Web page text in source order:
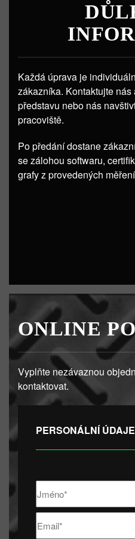
Každá úprava je
zákazníka. Kontaktujte
představu nebo nás
pracoviště.
Po předání dostane
se zálohou softwaru,
grafy z provedených
ONLINE
Vyplňte nezávaznou
kontaktovat.
PERSONÁLNÍ ÚDAJE